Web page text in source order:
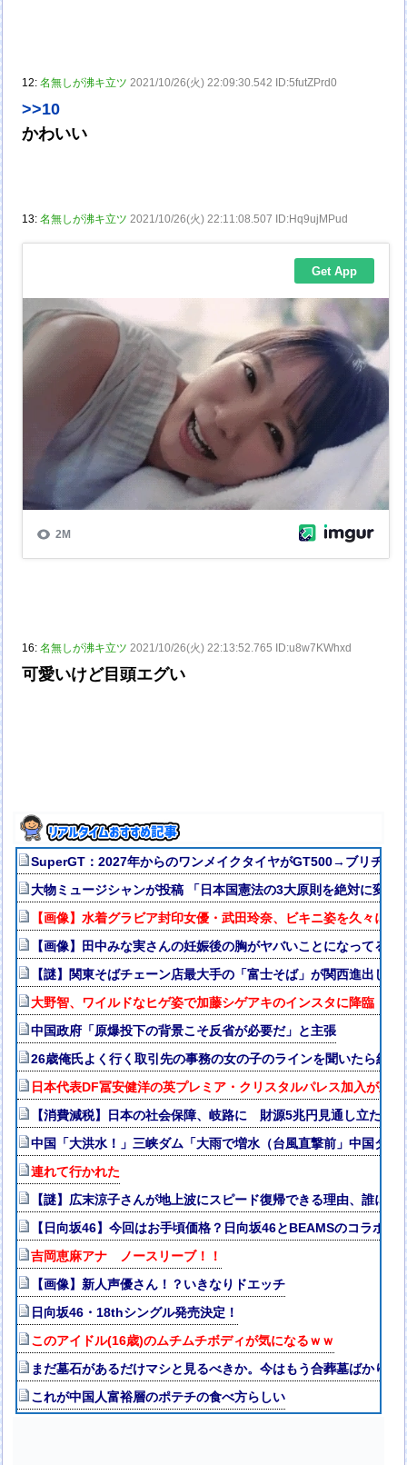
12:名無しが沸キ立ツ 2021/10/26(火) 22:09:30.542 ID:5futZPrd0
>>10
かわいい
13:名無しが沸キ立ツ 2021/10/26(火) 22:11:08.507 ID:Hq9ujMPud
16:名無しが沸キ立ツ 2021/10/26(火) 22:13:52.765 ID:u8w7KWhxd
可愛いけど目頭エグい
SuperGT：2027年からのワンメイクタイヤがGT500→ブリヂス
大物ミュージシャンが投稿 「日本国憲法の3大原則を絶対に変え
【画像】水着グラビア封印女優・武田玲奈、ビキニ姿を久々に
【画像】田中みな実さんの妊娠後の胸がヤバいことになってる
【謎】関東そばチェーン店最大手の「富士そば」が関西進出し
大野智、ワイルドなヒゲ姿で加藤シゲアキのインスタに降臨！本
中国政府「原爆投下の背景こそ反省が必要だ」と主張
26歳俺氏よく行く取引先の事務の女の子のラインを聞いたら結果
日本代表DF冨安健洋の英プレミア・クリスタルパレス加入が正
【消費減税】日本の社会保障、岐路に 財源5兆円見通し立たず
中国「大洪水！」三峡ダム「大雨で増水（台風直撃前」中国ダ
連れて行かれた
【謎】広末涼子さんが地上波にスピード復帰できる理由、誰にも
【日向坂46】今回はお手頃価格？日向坂46とBEAMSのコラボが
吉岡恵麻アナ ノースリーブ！！
【画像】新人声優さん！？いきなりドエッチ
日向坂46・18thシングル発売決定！
このアイドル(16歳)のムチムチボディが気になるｗｗ
まだ墓石があるだけマシと見るべきか。今はもう合葬墓ばかり
これが中国人富裕層のポテチの食べ方らしい